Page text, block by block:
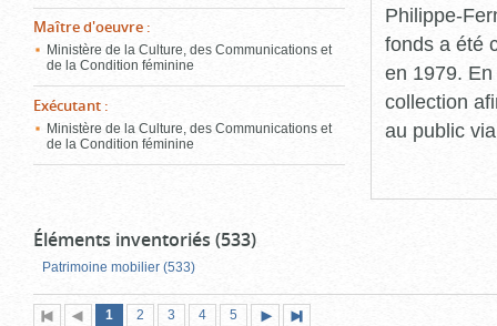
Maître d'oeuvre :
Ministère de la Culture, des Communications et
de la Condition féminine
Exécutant :
Ministère de la Culture, des Communications et
de la Condition féminine
Philippe-
fonds a été
en 1979.
collection
au public
Éléments inventoriés (533)
Patrimoine mobilier (533)
PremièrePage
Page
1 (pagePage
2 Page
3 Page
4 Page
5